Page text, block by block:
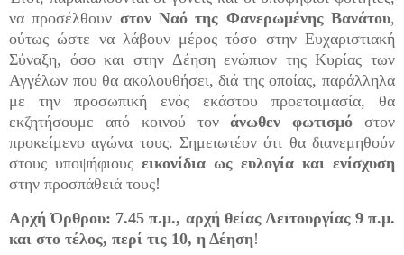
να προσέλθουν στον Ναό της Φανερωμένης Βανάτου,
ούτως ώστε να λάβουν μέρος τόσο στην Ευχαριστιακή
Σύναξη, όσο και στην Δέηση ενώπιον της Κυρίας των
Αγγέλων που θα ακολουθήσει, διά της οποίας, παράλληλα
με την προσωπική ενός εκάστου προετοιμασία, θα
εκζητήσουμε από κοινού τονάνωθεν φωτισμό στον
προκείμενο αγώνα τους. Σημειωτέον ότι θα διανεμηθούν
στους υποψήφιους εικονίδια ως ευλογία και ενίσχυση
στην προσπάθειά τους!
Αρχή Όρθρου: 7.45 π.μ., αρχή θείας Λειτουργίας 9 π.μ.
και στο τέλος, περί τις 10, η Δέηση!